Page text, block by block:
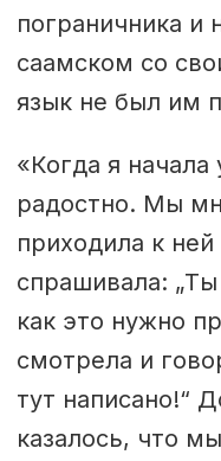
пограничника и
саамском со
язык не был им
«Когда я начала
радостно. Мы
приходила к
спрашивала:
как это нужно
смотрела и
тут написано!“
казалось, что